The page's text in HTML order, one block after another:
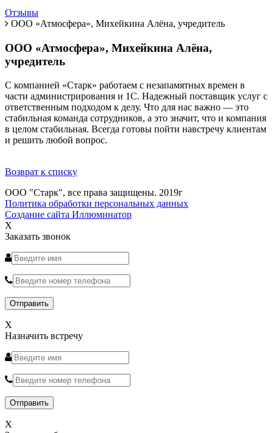
Отзывы
ООО «Атмосфера», Михейкина Алёна, учредитель
ООО «Атмосфера», Михейкина Алёна,
учредитель
С компанией «Старк» работаем с незапамятных времен в
части администрирования и 1С. Надежный поставщик услуг с
ответственным подходом к делу. Что для нас важно — это
стабильная команда сотрудников, а это значит, что и компания
в целом стабильная. Всегда готовы пойти навстречу клиентам
и решить любой вопрос.
Возврат к списку
ООО "Старк", все права защищены. 2019г
Политика обработки персональных данных
Создание сайта Иллюминатор
X
Заказать звонок
X
Назначить встречу
X